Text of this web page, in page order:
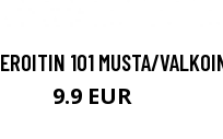
101 MUSTA/
9.9 EUR